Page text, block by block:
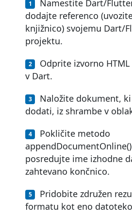
Namestite Dart/
dodajte referenco
knjižnico) svojemu Dart/
projektu.
Odprite izvorno
v Dart.
Naložite dokument,
dodati, iz shrambe v
Pokličite metodo
posredujte ime izhodne
zahtevano končnico.
Pridobite združen
formatu kot eno